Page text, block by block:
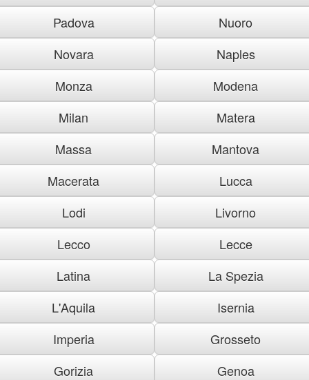
Padova
Nuoro
Novara
Naples
Monza
Modena
Milan
Matera
Massa
Mantova
Macerata
Lucca
Lodi
Livorno
Lecco
Lecce
Latina
La Spezia
L'Aquila
Isernia
Imperia
Grosseto
Gorizia
Genoa